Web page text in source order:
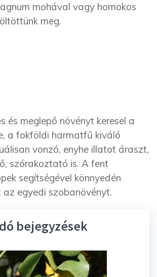
mohával vagy homokos
meg.
és meglepő növényt keresel a
a fokföldi harmatfű kiváló
vonzó, enyhe illatot áraszt,
szórakoztató is. A fent
segítségével könnyedén
az egyedi szobanövényt.
bejegyzések